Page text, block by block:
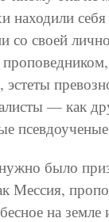
находили
со своей
эстеты
— как
было
Мессия,
на